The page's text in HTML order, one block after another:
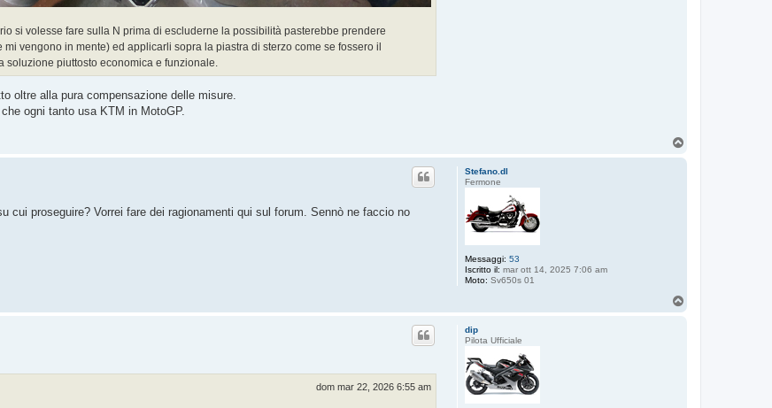
si volesse fare sulla N prima di escluderne la possibilità pasterebbe prendere
vengono in mente) ed applicarli sopra la piastra di sterzo come se fossero il
soluzione piuttosto economica e funzionale.
oltre alla pura compensazione delle misure.
ogni tanto usa KTM in MotoGP.
Stefano.dl
Fermone
Messaggi: 53
Iscritto il: mar ott 14, 2025 7:06 am
Moto: Sv650s 01
cui proseguire? Vorrei fare dei ragionamenti qui sul forum. Sennò ne faccio no
dip
Pilota Ufficiale
dom mar 22, 2026 6:55 am